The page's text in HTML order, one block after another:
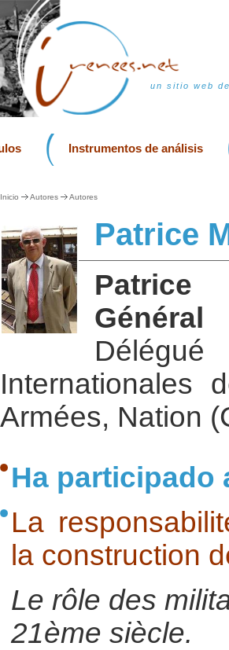
un sitio web
Instrumentos de análisis
Inicio Autores Autores
Patrice
Patrice
Internationales
Armées, Nation
Ha participado
La
la construction
Le rôle des
21ème siècle.